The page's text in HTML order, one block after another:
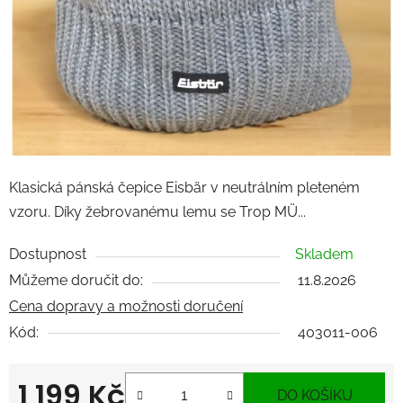
Klasická pánská čepice Eisbär v neutrálním pleteném
vzoru. Díky žebrovanému lemu se Trop MÜ...
Dostupnost
Skladem
Můžeme doručit do:
11.8.2026
Cena dopravy a možnosti doručení
Kód:
403011-006
DO KOŠÍKU